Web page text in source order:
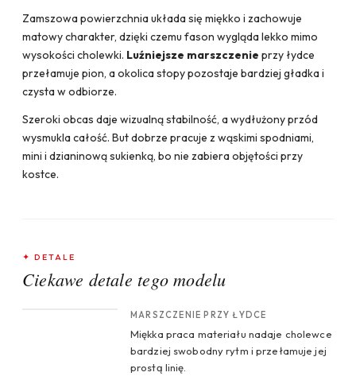
Zamszowa powierzchnia układa się miękko i zachowuje
matowy charakter, dzięki czemu fason wygląda lekko mimo
wysokości cholewki. Luźniejsze marszczenie przy łydce
przełamuje pion, a okolica stopy pozostaje bardziej gładka i
czysta w odbiorze.
Szeroki obcas daje wizualną stabilność, a wydłużony przód
wysmukla całość. But dobrze pracuje z wąskimi spodniami,
mini i dzianinową sukienką, bo nie zabiera objętości przy
kostce.
✦ DETALE
Ciekawe detale tego modelu
MARSZCZENIE PRZY ŁYDCE
Miękka praca materiału nadaje cholewce
bardziej swobodny rytm i przełamuje jej
prostą linię.